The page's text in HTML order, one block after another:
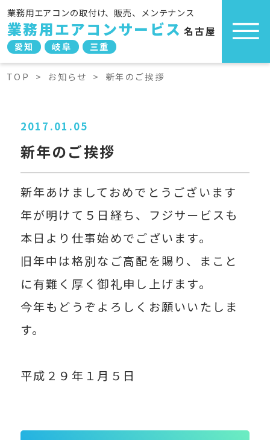
業務用エアコンの取付け、販売、メンテナンス
業務用エアコンサービス 名古屋
愛知 岐阜 三重
TOP > お知らせ > 新年のご挨拶
2017.01.05
新年のご挨拶
新年あけましておめでとうございます
年が明けて５日経ち、フジサービスも
本日より仕事始めでございます。
旧年中は格別なご高配を賜り、まこと
に有難く厚く御礼申し上げます。
今年もどうぞよろしくお願いいたしま
す。
平成２９年１月５日